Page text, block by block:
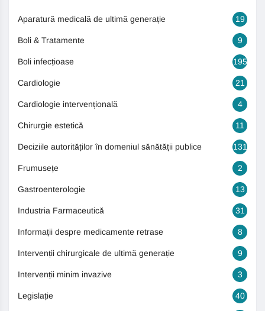
Aparatură medicală de ultimă generație 19
Boli & Tratamente 9
Boli infecțioase 195
Cardiologie 21
Cardiologie intervențională 4
Chirurgie estetică 11
Deciziile autorităților în domeniul sănătății publice 131
Frumusețe 2
Gastroenterologie 13
Industria Farmaceutică 31
Informații despre medicamente retrase 8
Intervenții chirurgicale de ultimă generație 9
Intervenții minim invazive 3
Legislație 40